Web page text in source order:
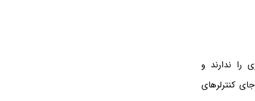
ندارند و
کنترلرهای